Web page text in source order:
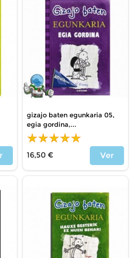
gizajo baten egunkaria 05,
egia gordina,...
16,50 €
Ver